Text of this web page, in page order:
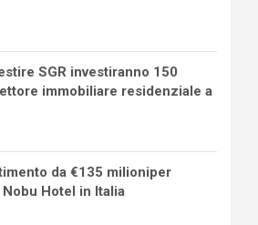
SGR investiranno 150
immobiliare residenziale a
da €135 milioniper
Hotel in Italia